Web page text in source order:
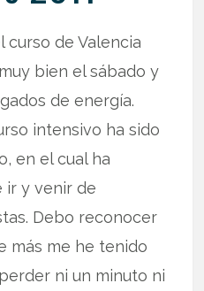
curso de Valencia
bien el sábado y
de energía.
intensivo ha sido
en el cual ha
ir y venir de
Debo reconocer
más me he tenido
ni un minuto ni